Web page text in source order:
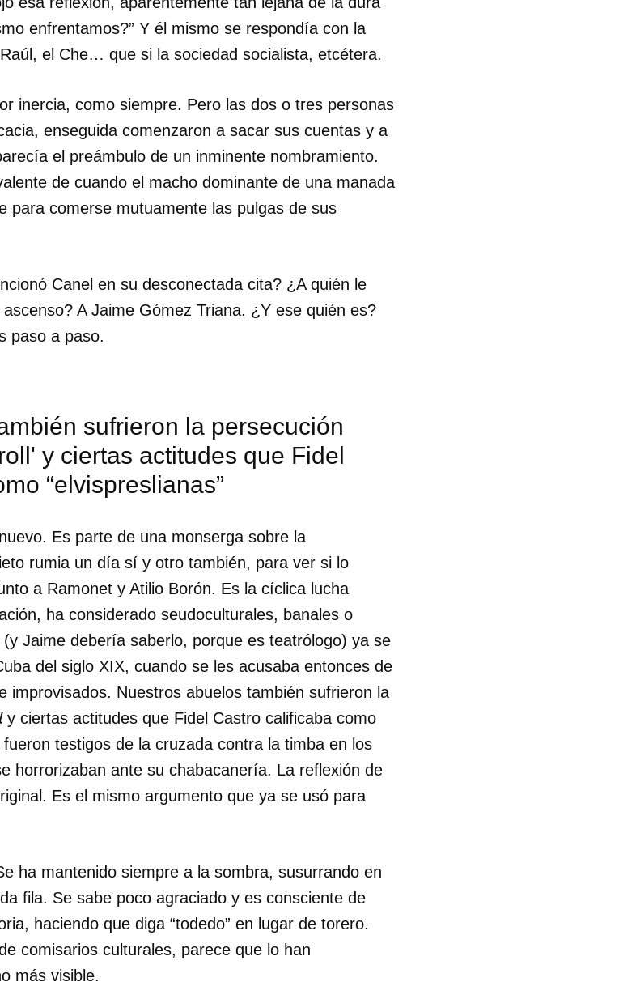
INICIAR SESIÓN
enfrentamos?” Y él mismo se respondía con la
el Che… que si la sociedad socialista, etcétera.
inercia, como siempre. Pero las dos o tres personas
enseguida comenzaron a sacar sus cuentas y a
el preámbulo de un inminente nombramiento.
de cuando el macho dominante de una manada
para comerse mutuamente las pulgas de sus
Canel en su desconectada cita? ¿A quién le
A Jaime Gómez Triana. ¿Y ese quién es?
paso a paso.
sufrieron la persecución
y ciertas actitudes que Fidel
“elvispreslianas”
Es parte de una monserga sobre la
rumia un día sí y otro también, para ver si lo
a Ramonet y Atilio Borón. Es la cíclica lucha
ha considerado seudoculturales, banales o
Jaime debería saberlo, porque es teatrólogo) ya se
del siglo XIX, cuando se les acusaba entonces de
improvisados. Nuestros abuelos también sufrieron la
y ciertas actitudes que Fidel Castro calificaba como
testigos de la cruzada contra la timba en los
horrorizaban ante su chabacanería. La reflexión de
Es el mismo argumento que ya se usó para
ha mantenido siempre a la sombra, susurrando en
fila. Se sabe poco agraciado y es consciente de
haciendo que diga “todedo” en lugar de torero.
comisarios culturales, parece que lo han
más visible.